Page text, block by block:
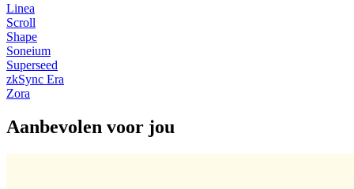
Linea
Scroll
Shape
Soneium
Superseed
zkSync Era
Zora
Aanbevolen voor jou